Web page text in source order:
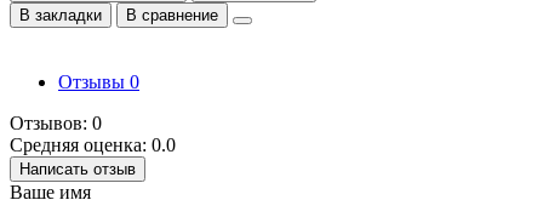
В закладки
В сравнение
Отзывы 0
Отзывов: 0
Средняя оценка: 0.0
Написать отзыв
Ваше имя